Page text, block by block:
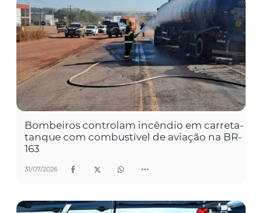
Bombeiros controlam incêndio em carreta-
tanque com combustível de aviação na BR-
163
31/07/2026